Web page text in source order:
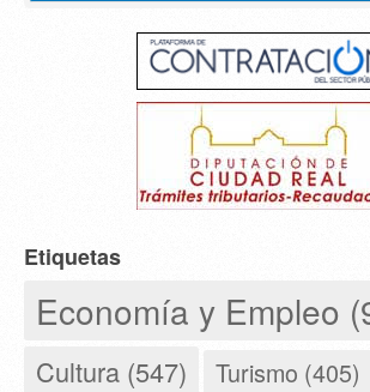
Etiquetas
Economía y Empleo
Cultura (547) Turismo (405)